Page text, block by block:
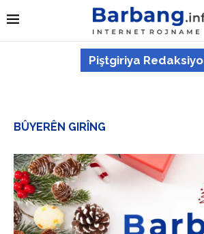
Piştgiriya
BÛYERÊN GIRÎNG